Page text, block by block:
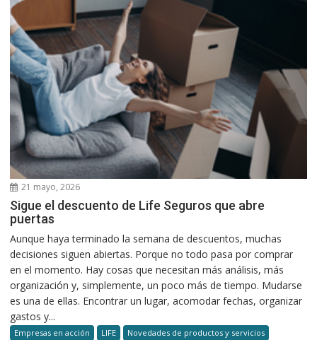
21 mayo, 2026
Sigue el descuento de Life Seguros que abre
puertas
Aunque haya terminado la semana de descuentos, muchas
decisiones siguen abiertas. Porque no todo pasa por comprar
en el momento. Hay cosas que necesitan más análisis, más
organización y, simplemente, un poco más de tiempo. Mudarse
es una de ellas. Encontrar un lugar, acomodar fechas, organizar
gastos y...
Empresas en acción LIFE Novedades de productos y servicios